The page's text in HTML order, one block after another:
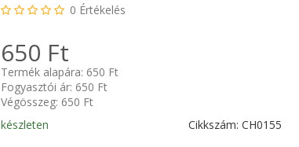
0 Értékelés
650 Ft
Termék alapára: 650 Ft
Fogyasztói ár: 650 Ft
Végösszeg: 650 Ft
készleten
Cikkszám: CH0155